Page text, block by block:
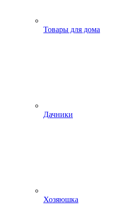
Товары для дома
Дачники
Хозяюшка